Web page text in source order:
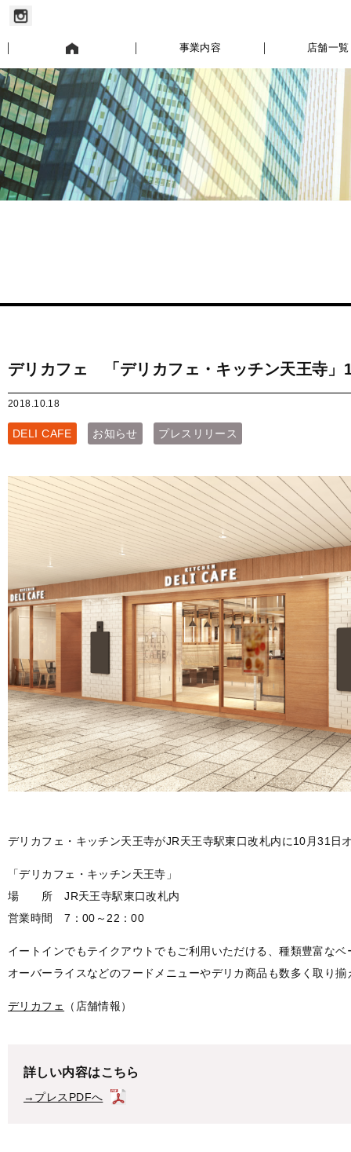
事業内容 店舗一覧
デリカフェ 「デリカフェ・キッチン天王寺」
2018.10.18
DELI CAFE お知らせ プレスリリース
デリカフェ・キッチン天王寺がJR天王寺駅東口改札内に10月31日
「デリカフェ・キッチン天王寺」
場 所 JR天王寺駅東口改札内
営業時間 7：00～22：00
イートインでもテイクアウトでもご利用いただける、種類豊富な
オーバーライスなどのフードメニューやデリカ商品も数多く取り揃
デリカフェ （店舗情報）
詳しい内容はこちら
→プレスPDFへ